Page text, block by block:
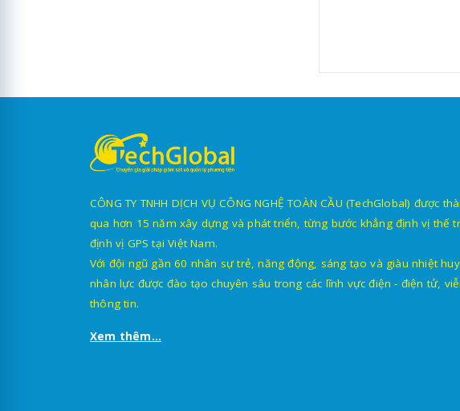
TG09
CÔNG TY TNHH DỊCH VỤ CÔNG NGHỆ TOÀN CẦU (TechGlobal) được
qua hơn 15 năm xây dựng và phát triển, từng bước khẳng định vị thế
định vị GPS tại Việt Nam.
Với đội ngũ gần 60 nhân sự trẻ, năng động, sáng tạo và giàu nhiệt
nhân lực được đào tạo chuyên sâu trong các lĩnh vực điện - điện tử,
thông tin.
Xem thêm...